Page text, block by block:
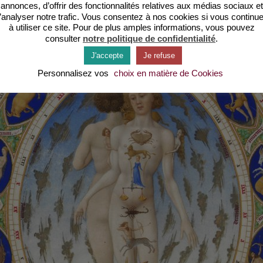
annonces, d’offrir des fonctionnalités relatives aux médias sociaux et
notre trafic. Vous consentez à nos cookies si vous
à utiliser ce site. Pour de plus amples informations, vous pouvez
consulter notre politique de confidentialité.
J'accepte Je refuse
Personnalisez vos choix en matière de Cookies